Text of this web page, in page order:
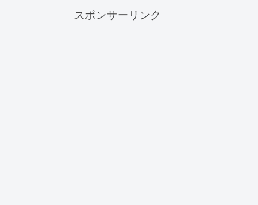
スポンサーリンク